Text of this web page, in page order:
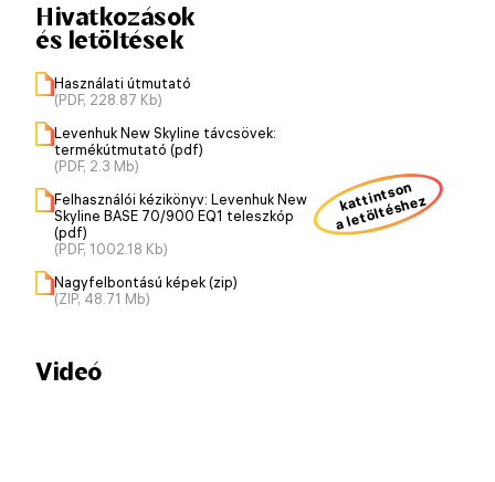
Hivatkozások
és letöltések
Használati útmutató
(PDF, 228.87 Kb)
Levenhuk New Skyline távcsövek:
termékútmutató (pdf)
(PDF, 2.3 Mb)
Felhasználói kézikönyv: Levenhuk New
Skyline BASE 70/900 EQ1 teleszkóp
(pdf)
(PDF, 1002.18 Kb)
Nagyfelbontású képek (zip)
(ZIP, 48.71 Mb)
kattintson
a letöltéshez
Videó